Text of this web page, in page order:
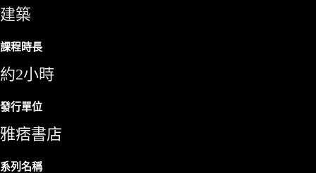
建築
課程時長
約2小時
發行單位
雅痞書店
系列名稱